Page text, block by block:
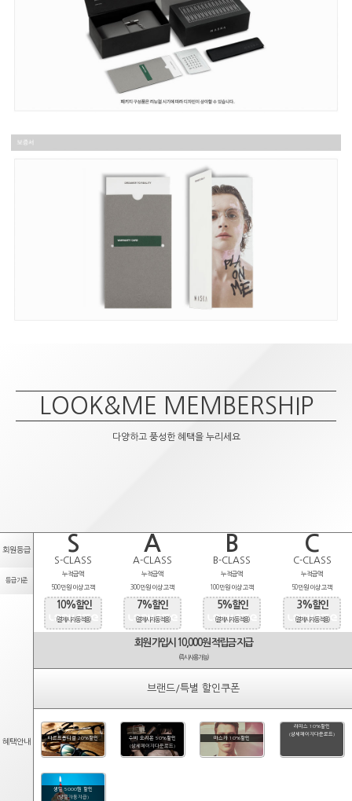
LOOK&ME MEMBERSHIP
다양하고 풍성한 혜택을 누리세요
회원등급 S A B C
S-CLASS A-CLASS B-CLASS C-CLASS
등급기준
누적금액
500만원 이상 고객
누적금액
300만원 이상 고객
누적금액
100만원 이상 고객
누적금액
50만원 이상 고객
혜택안내
10%할인
(결제시 자동적용)
7%할인
(결제시 자동적용)
5%할인
(결제시 자동적용)
3%할인
(결제시 자동적용)
회원 가입시 10,000원 적립금 지급
(즉시사용가능)
브랜드/특별 할인쿠폰
타르트옵티컬 20%할인
수비 오리온 50%할인
(상세페이지다운로드)
마스카 10%할인
라피스 10%할인
(상세페이지다운로드)
생일 5000원 할인
(당일자동지급)